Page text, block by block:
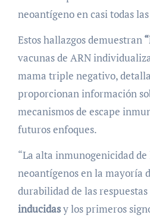
neoantígeno en casi todas
Estos hallazgos demuestran
vacunas de ARN
mama triple negativo,
proporcionan información
mecanismos de escape
futuros enfoques.
“La alta inmunogenicidad de
neoantígenos en la mayoría
durabilidad de las respuestas
inducidasy los primeros